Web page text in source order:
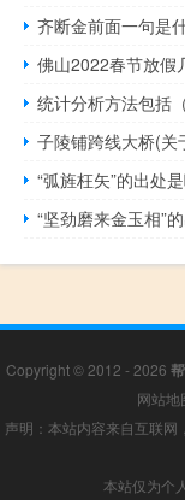
齐断金前面一句是
佛山2022春节放假
统计分析方法包括
子陵铺跨线大桥(关
“弧旌枉矢”的出处
“坚劲磨来金玉相”
Copyright © 2012 - 2026
网站地
声明：本站内容来自互联
本站仅为个